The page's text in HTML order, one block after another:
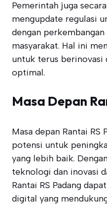
Pemerintah juga
mengupdate regulasi
dengan
masyarakat. Hal ini
untuk terus berinovasi
optimal.
Masa Depan
Masa depan Rantai RS
potensi untuk
yang lebih baik.
teknologi dan inovasi
Rantai RS Padang
digital yang